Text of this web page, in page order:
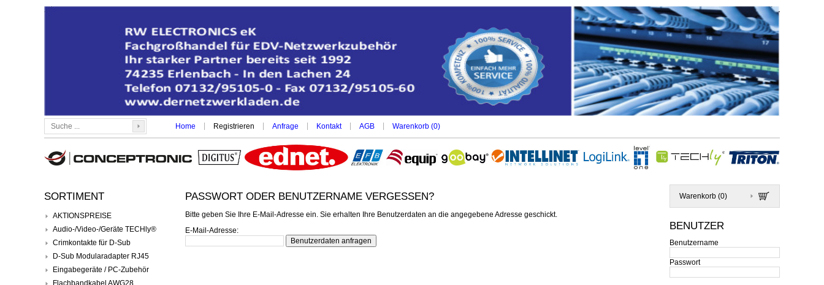
Home Registrieren Anfrage Kontakt AGB Warenkorb (0)
Warenkorb (0)
BENUTZER
Benutzername
Passwort
SORTIMENT
AKTIONSPREISE
Audio-/Video-/Geräte TECHly®
Crimkontakte für D-Sub
D-Sub Modularadapter RJ45
Eingabegeräte / PC-Zubehör
Flachbandkabel AWG28
PASSWORT ODER BENUTZERNAME VERGESSEN?
Bitte geben Sie Ihre E-Mail-Adresse ein. Sie erhalten Ihre Benutzerdaten an die angegebene Adresse geschickt.
E-Mail-Adresse: